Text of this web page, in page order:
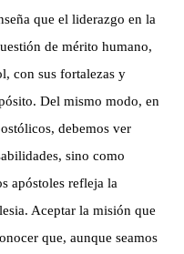
que el liderazgo en la
de mérito humano,
con sus fortalezas y
Del mismo modo, en
debemos ver
sino como
apóstoles refleja la
Aceptar la misión que
que, aunque seamos